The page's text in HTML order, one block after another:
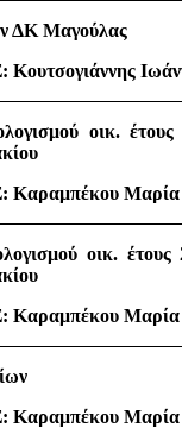
ΔΚ Μαγούλας
οικ.
Μαρία
οικ. έτους
Μαρία
Μαρία